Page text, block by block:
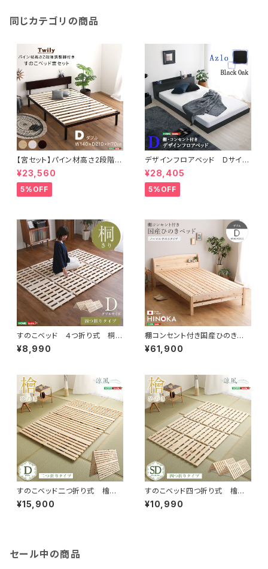
同じカテゴリの商品
【宮セット】パイン材高さ2段階調
整脚付きすのこベッド(ダブル)
¥23,560
5%OFF
デザインフロアベッド Dサイ
ズ 【Azlo-アズロ-】
¥28,405
5%OFF
すのこベッド ４つ折り式 桐仕
様(ダブル)【Sommeil-ソメイ
ユ-】 KIR-4-D
¥8,990
棚コンセント付き国産ひのきベッ
ド ノーマルすのこタイプ【HIN
OKA-ヒノカ-】(ダブル) SH-3
¥61,900
すのこベッド二つ折り式 檜仕
様(ダブル)【涼風】 HNK-2-D
¥15,900
すのこベッド四つ折り式 檜仕
様(セミダブル)【涼風】 HNK-4
-SD
¥10,990
セール中の商品